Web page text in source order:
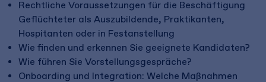
Rechtliche Voraussetzungen für die Beschäftigung
Geflüchteter als Auszubildende, Praktikanten,
Hospitanten oder in Festanstellung
Wie finden und erkennen Sie geeignete Kandidaten?
Wie führen Sie Vorstellungsgespräche?
Onboarding und Integration: Welche Maßnahmen